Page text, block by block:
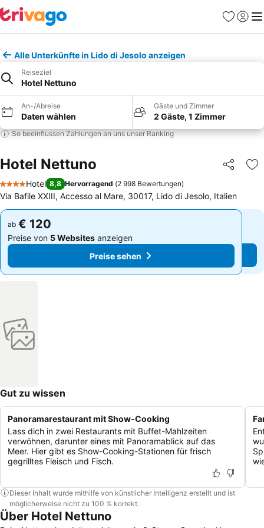
Favoriten
Alle Unterkünfte in Lido di Jesolo anzeigen
Reiseziel
Hotel Nettuno
An-/Abreise
Daten wählen
Gäste und Zimmer
2 Gäste, 1 Zimmer
So beeinflussen Zahlungen an uns unser Ranking
Hotel Nettuno Teilen
4 Sterne
Hotel 8,8 Hervorragend (2 998 Bewertungen)
Via Bafile XXIII, Accesso al Mare, 30017, Lido di Jesolo, Italien
ab € 120
Preise von 5 Websitesanzeigen
Preise sehen
ab € 120
Preise von 5 Websites anzeigen
Preise sehen
Gut zu wissen
Panoramarestaurant mit Show-Cooking
Lass dich in zwei Restaurants mit Buffet-Mahlzeiten
verwöhnen, darunter eines mit Panoramablick auf das
Meer. Hier gibt es Show-Cooking-Stationen für frisch
gegrilltes Fleisch und Fisch.
Dieser Inhalt wurde mithilfe von künstlicher Intelligenz erstellt und ist
möglicherweise nicht zu 100 % korrekt.
Über Hotel Nettuno